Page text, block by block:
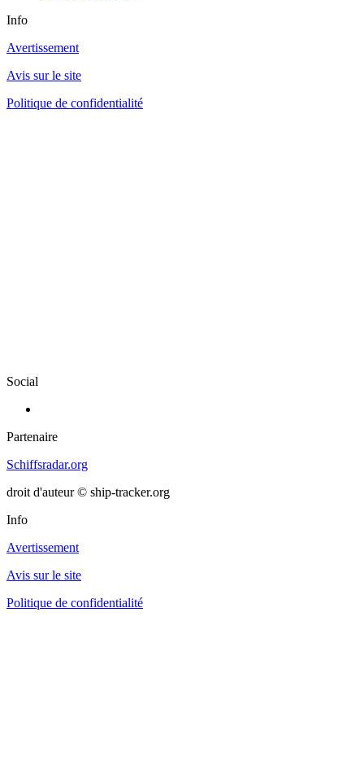
Info
Avertissement
Avis sur le site
Politique de confidentialité
Social
Partenaire
Schiffsradar.org
droit d'auteur © ship-tracker.org
Info
Avertissement
Avis sur le site
Politique de confidentialité